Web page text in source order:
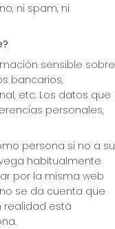
ni spam, ni
sensible sobre
bancarios,
etc. Los datos que
personales,
persona si no a su
habitualmente
por la misma web
se da cuenta que
realidad está